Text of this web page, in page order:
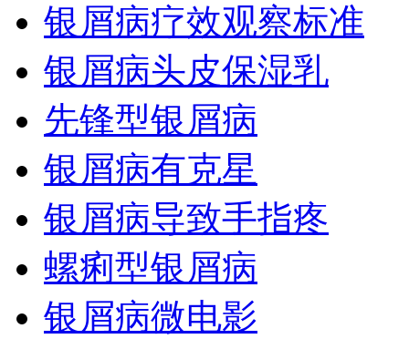
银屑病疗效观察标准
银屑病头皮保湿乳
先锋型银屑病
银屑病有克星
银屑病导致手指疼
螺痢型银屑病
银屑病微电影